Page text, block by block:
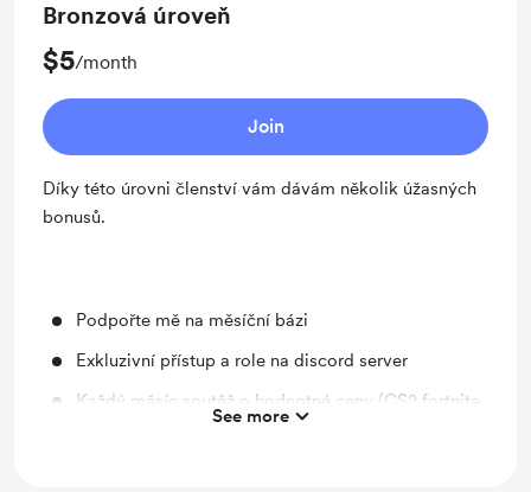
Bronzová úroveň
$5/month
Join
Díky této úrovni členství vám dávám několik úžasných
bonusů.
Podpořte mě na měsíční bázi
Exkluzivní přístup a role na discord server
Každý měsíc soutěž o hodnotné ceny (CS2,fortnite
skiny, hry do 50€, gift kartičky)
See more